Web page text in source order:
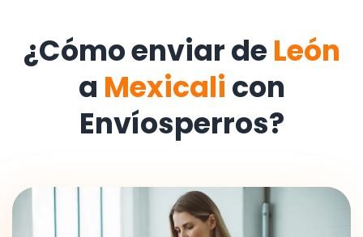
¿Cómo enviar de León
a Mexicali con
Envíosperros?